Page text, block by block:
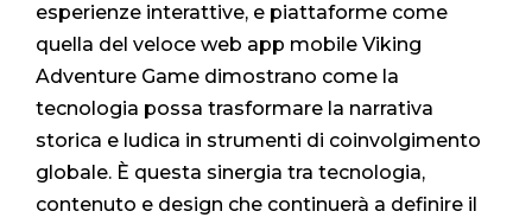
esperienze interattive, e piattaforme come
quella del veloce web app mobile Viking
Adventure Game dimostrano come la
tecnologia possa trasformare la narrativa
storica e ludica in strumenti di coinvolgimento
globale. È questa sinergia tra tecnologia,
contenuto e design che continuerà a definire il